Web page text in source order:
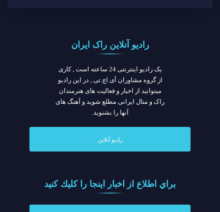
رادیو آنلاین راک ایران
یک رادیو اینترنتی 24 ساعته است , کاری
از گروه مشاوران آی.اچ.تی , در این رادیو
میتوانید از اخبار و فعالیت های هنرمندان
راک و متال ایرانی مطلع شوید و آهنگ های
آنها را بشنوید.
رادیو آنلاین
براي اطلاع از اخبار اينجا را كليك كنيد